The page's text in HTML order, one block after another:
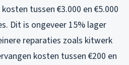
tussen €3.000 en €5.000
Dit is ongeveer 15% lager
reparaties zoals kitwerk
kosten tussen €200 en